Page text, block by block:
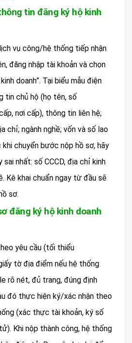
tin đăng ký hộ kinh
vụ công/hệ thống tiếp nhận
đăng nhập tài khoản và chọn
doanh”. Tại biểu mẫu điện
tin chủ hộ (họ tên, số
nơi cấp), thông tin liên hệ;
chỉ; ngành nghề; vốn và số lao
chuyển bước nộp hồ sơ, hãy
nhất: số CCCD, địa chỉ kinh
Kê khai chuẩn ngay từ đầu sẽ
sơ.
đăng ký hộ kinh doanh
yêu cầu (tối thiểu
tờ địa điểm nếu hệ thống
rõ nét, đủ trang, đúng định
đó thực hiện ký/xác nhận theo
(xác thực tài khoản, ký số
Khi nộp thành công, hệ thống